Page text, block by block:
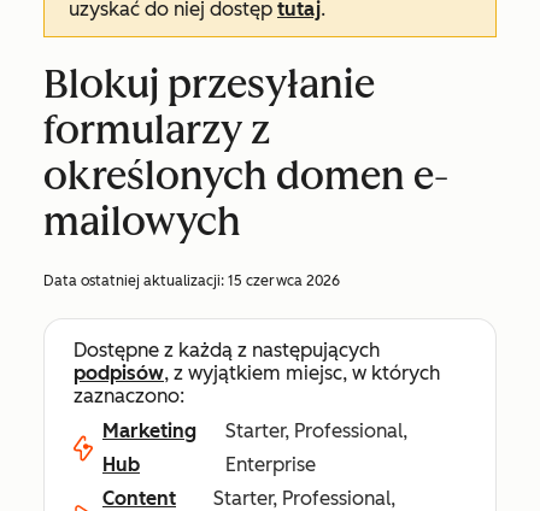
uzyskać do niej dostęp tutaj.
Blokuj przesyłanie
formularzy z
określonych domen e-
mailowych
Data ostatniej aktualizacji: 15 czerwca 2026
Dostępne z każdą z następujących
podpisów, z wyjątkiem miejsc, w których
zaznaczono:
Marketing
Hub
Starter, Professional,
Enterprise
Content
Starter, Professional,